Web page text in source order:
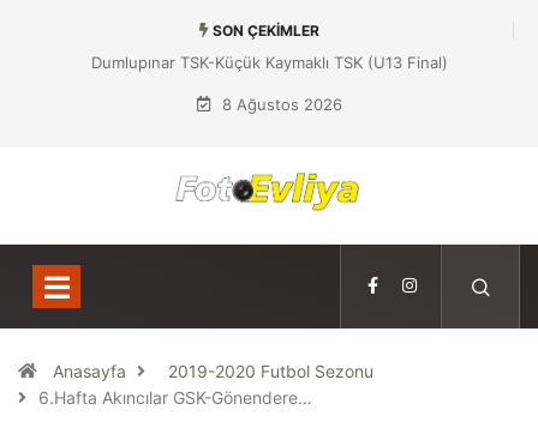
SON ÇEKIMLER
Dumlupınar TSK-Küçük Kaymaklı TSK (U13 Final)
8 Ağustos 2026
Anasayfa
2019-2020 Futbol Sezonu
6.Hafta Akıncılar GSK-Gönendere…